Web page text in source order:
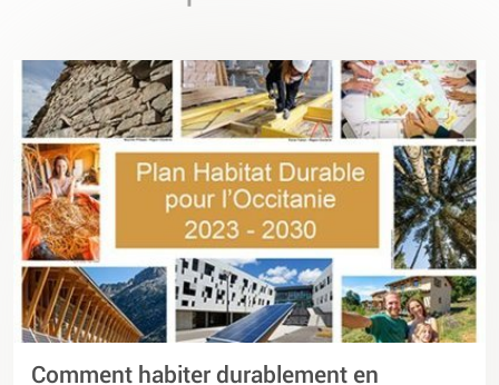
Comment habiter durablement en